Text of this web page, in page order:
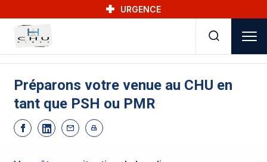
URGENCE
Préparons votre venue au CHU en
tant que PSH ou PMR